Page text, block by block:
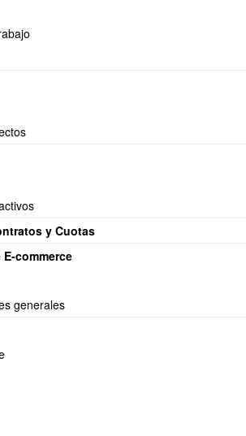
y Cuotas
commerce
generales
de cobranza
de Cliente en OBUMA
Web con Cliente-CRM Leads OBUMA
y Prospectos via csv / excel